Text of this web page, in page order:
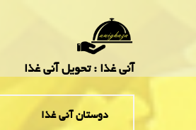
آنی غذا : تحویل آنی غذا
دوستان آنی غذا